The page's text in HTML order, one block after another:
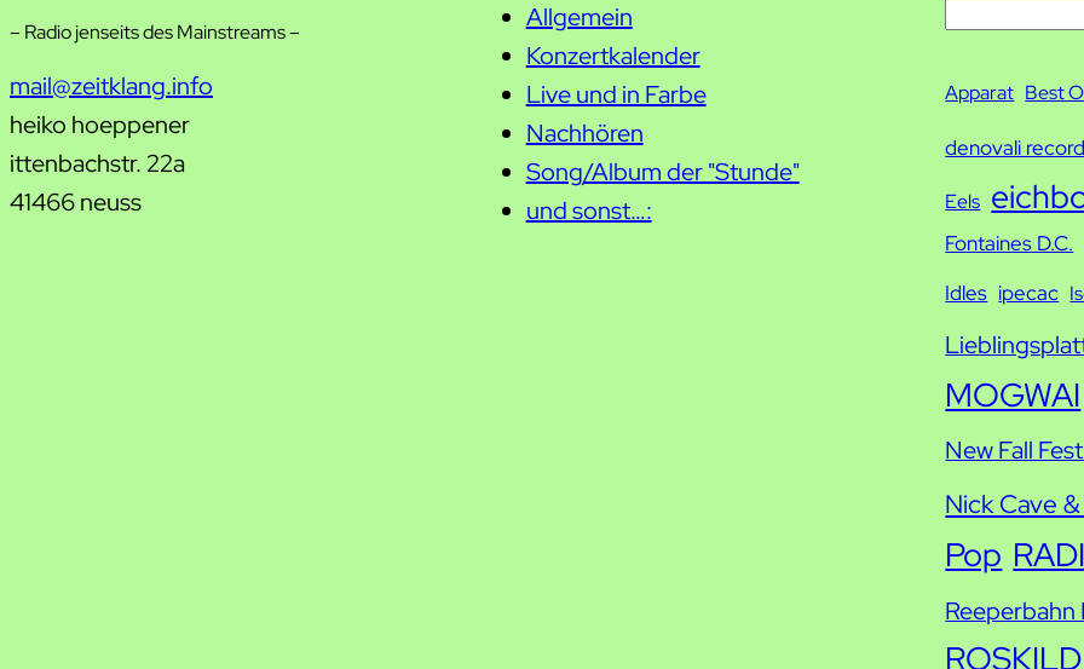
– Radio jenseits des Mainstreams –
mail@zeitklang.info
heiko hoeppener
ittenbachstr. 22a
41466 neuss
Allgemein
Konzertkalender
Live und in Farbe
Nachhören
Song/Album der "Stunde"
und sonst…:
c
Apparat Best
denovali
Eels
Fontaines D.C.
Idles ipecac
MOGWAI
New Fall
Nick Cave
Pop
Reeperbahn